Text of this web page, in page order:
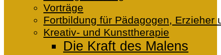
Vorträge
Fortbildung für Pädagogen, Erzieher
Kreativ- und Kunsttherapie
Die Kraft des Malens